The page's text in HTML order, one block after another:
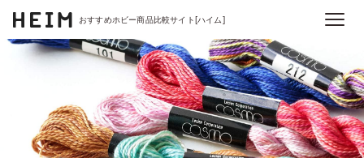
おすすめホビー商品比較サイト[ハイム]